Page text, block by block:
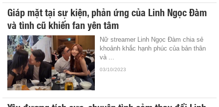
Giáp mặt tại sự kiện, phản ứng của Linh Ngọc Đàm
và tình cũ khiến fan yên tâm
Nữ streamer Linh Ngọc Đàm chia sẻ
khoảnh khắc hạnh phúc của bản thân
và ...
03/10/2023